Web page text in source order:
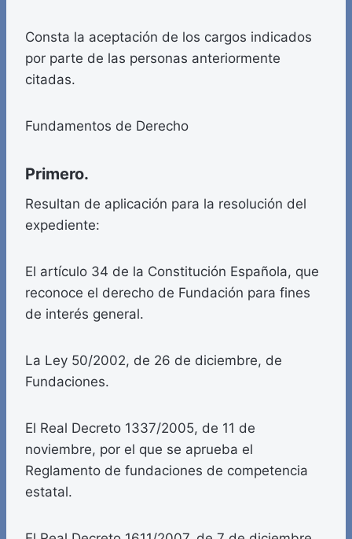
Consta la aceptación de los cargos indicados
por parte de las personas anteriormente
citadas.
Fundamentos de Derecho
Primero.
Resultan de aplicación para la resolución del
expediente:
El artículo 34 de la Constitución Española, que
reconoce el derecho de Fundación para fines
de interés general.
La Ley 50/2002, de 26 de diciembre, de
Fundaciones.
El Real Decreto 1337/2005, de 11 de
noviembre, por el que se aprueba el
Reglamento de fundaciones de competencia
estatal.